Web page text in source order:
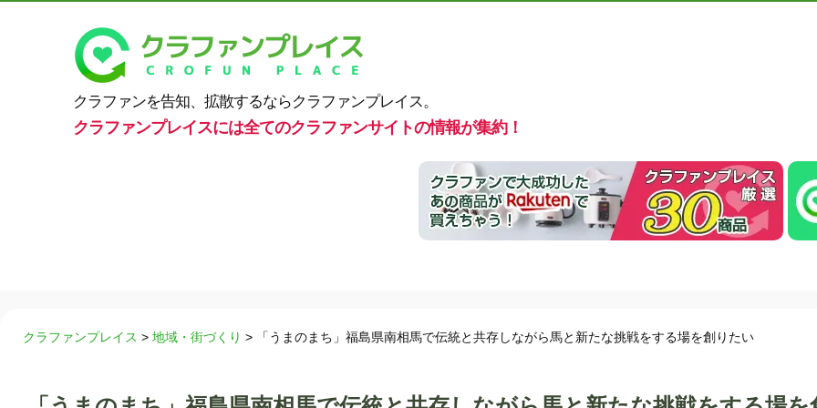
クラファンを告知、拡散するならクラファンプレイス。
クラファンプレイスには全てのクラファンサイトの情報が集約！
クラファンプレイス > 地域・街づくり > 「うまのまち」福島県南相馬で伝統と共存しながら馬と新たな挑戦をする場を創りたい